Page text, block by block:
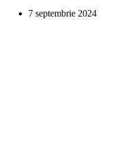
7 septembrie 2024